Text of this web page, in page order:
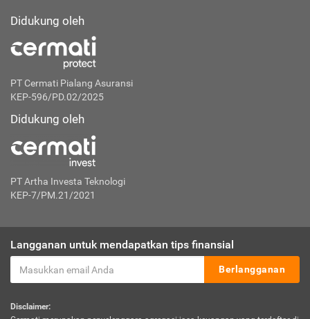
Didukung oleh
PT Cermati Pialang Asuransi
KEP-596/PD.02/2025
Didukung oleh
PT Artha Investa Teknologi
KEP-7/PM.21/2021
Langganan untuk mendapatkan tips finansial
Berlangganan
Disclaimer: